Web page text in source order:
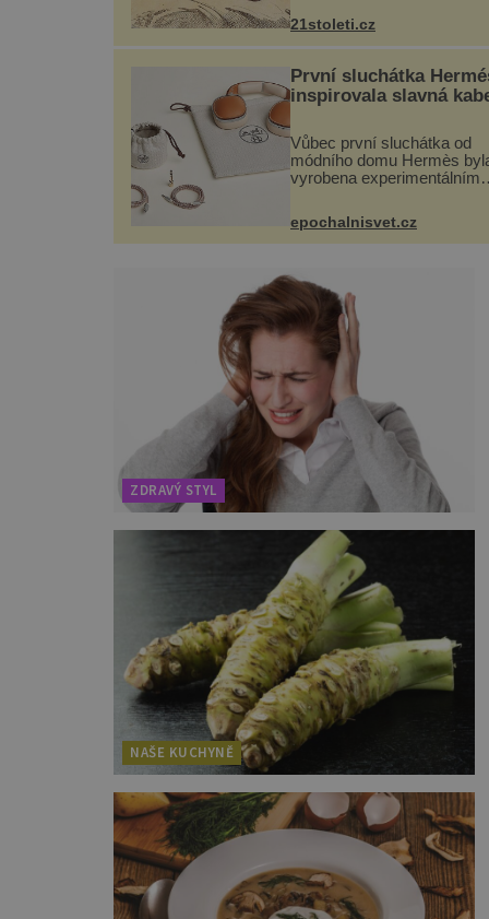
v blízkosti kloubů, nejčastěji
přitom postihuje palce na
21stoleti.cz
První sluchátka
inspirovala slavná
Vůbec první sluchátka od
módního domu Hermès
vyrobena experimentálním
Horizons. Elegantní gadget si
vyžádal dva roky vývoje a
se ručně šitou hovězí kůží
epochalnisvet.cz
ZDRAVÝ STYL
NAŠE KUCHYNĚ